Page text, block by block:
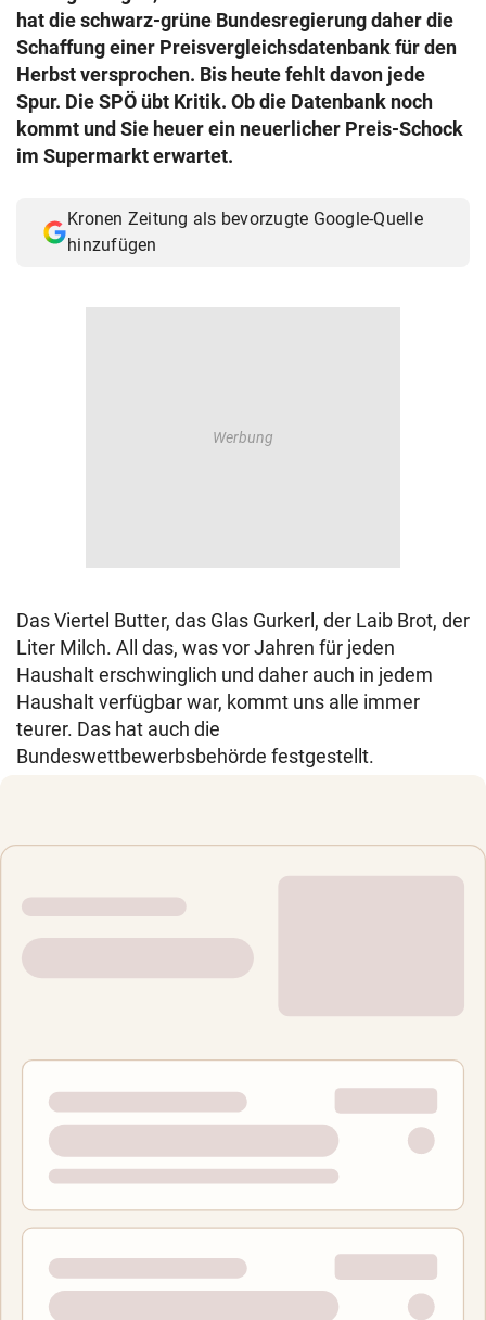
hat die schwarz-grüne Bundesregierung daher die
Schaffung einer Preisvergleichsdatenbank für den
Herbst versprochen. Bis heute fehlt davon jede
Spur. Die SPÖ übt Kritik. Ob die Datenbank noch
kommt und Sie heuer ein neuerlicher Preis-Schock
im Supermarkt erwartet.
Kronen Zeitung als bevorzugte Google-Quelle
hinzufügen
Das Viertel Butter, das Glas Gurkerl, der Laib Brot, der
Liter Milch. All das, was vor Jahren für jeden
Haushalt erschwinglich und daher auch in jedem
Haushalt verfügbar war, kommt uns alle immer
teurer. Das hat auch die
Bundeswettbewerbsbehörde festgestellt.